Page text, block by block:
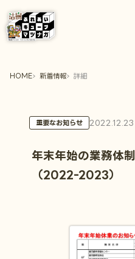
HOME 新着情報 詳細
重要なお知らせ 2022.12.23
年末年始の業務体
（2022-2023）